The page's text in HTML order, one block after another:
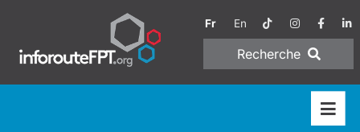
Fr En
Recherche